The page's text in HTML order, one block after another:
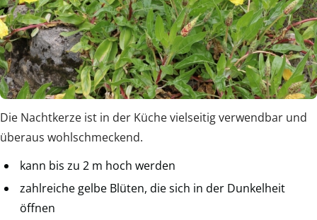
Die Nachtkerze ist in der Küche vielseitig verwendbar und
überaus wohlschmeckend.
kann bis zu 2 m hoch werden
zahlreiche gelbe Blüten, die sich in der Dunkelheit
öffnen